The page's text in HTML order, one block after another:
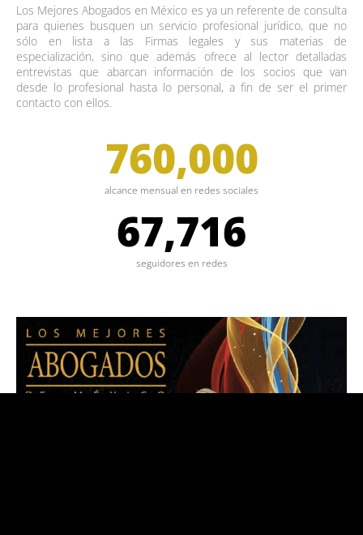
Los Mejores Abogados en México es ya un referente de consulta
para quienes busquen un servicio profesional jurídico, que no
sólo en lista a las Firmas legales y sus materias de
especialización, sino que además ofrece al lector detalladas
entrevistas que abarcan información de los socios que van
desde lo profesional hasta lo personal, a fin de ser el primer
contacto con ellos.
alcance mensual en redes sociales
760,000
seguidores en redes
67,716